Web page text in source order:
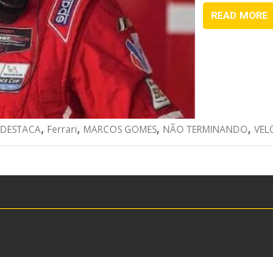
READ MORE
DESTACA, Ferrari, MARCOS GOMES, NÃO TERMINANDO,